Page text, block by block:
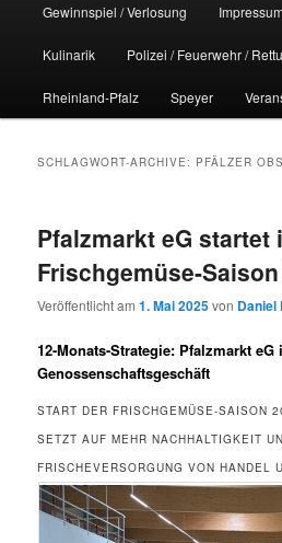
Gewinnspiel / Verlosung Impressum
Kulinarik Polizei / Feuerwehr /
Rheinland-Pfalz Speyer
SCHLAGWORT-ARCHIVE: PFÄLZER
Pfalzmarkt eG startet
Frischgemüse-
Veröffentlicht am1. Mai 2025von Daniel
12-Monats-Strategie: Pfalzmarkt
Genossenschaftsgeschäft
START DER FRISCHGEMÜSE-SAISON
SETZT AUF MEHR NACHHALTIGKEIT
FRISCHEVERSORGUNG VON HANDEL